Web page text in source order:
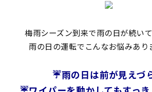
梅雨シーズン到来で雨の日が続い
雨の日の運転でこんなお悩みあり
☔雨の日は前が見えづ